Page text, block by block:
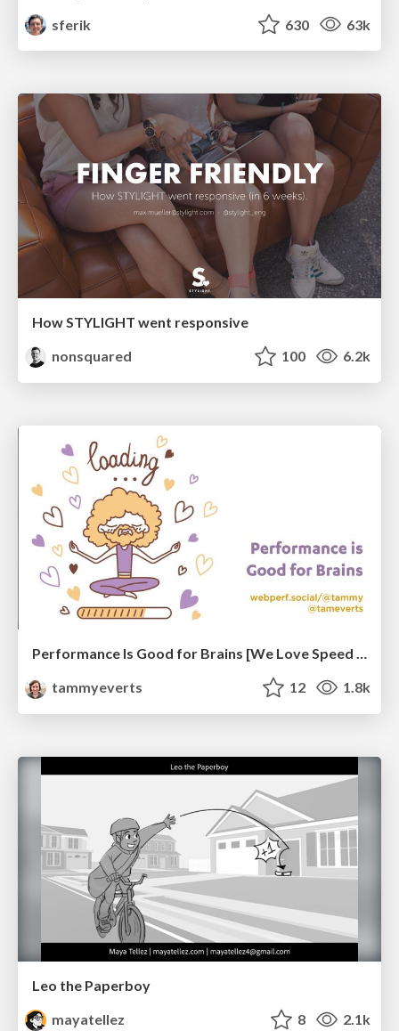
sferik
630 63k
How STYLIGHT went responsive
nonsquared
100 6.2k
Performance Is Good for Brains [We Love Speed 2024]
tammyeverts
12 1.8k
Leo the Paperboy
mayatellez
8 2.1k